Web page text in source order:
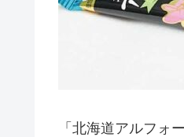
「北海道アルフォ